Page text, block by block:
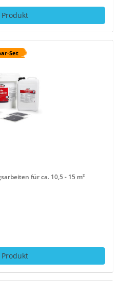
Set
für ca. 10,5 - 15 m²